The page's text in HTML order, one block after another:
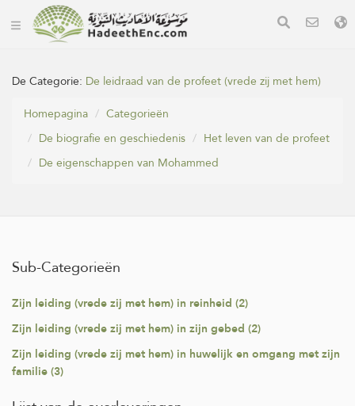
De Categorie: De leidraad van de profeet (vrede zij met hem)
Homepagina
Categorieën
De biografie en geschiedenis
Het leven van de profeet
De eigenschappen van Mohammed
Sub-Categorieën
Zijn leiding (vrede zij met hem) in reinheid (2)
Zijn leiding (vrede zij met hem) in zijn gebed (2)
Zijn leiding (vrede zij met hem) in huwelijk en omgang met zijn
familie (3)